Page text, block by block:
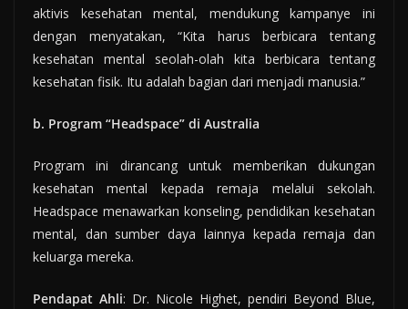
aktivis kesehatan mental, mendukung kampanye ini
dengan menyatakan, “Kita harus berbicara tentang
kesehatan mental seolah-olah kita berbicara tentang
kesehatan fisik. Itu adalah bagian dari menjadi manusia.”
b. Program “Headspace” di Australia
Program ini dirancang untuk memberikan dukungan
kesehatan mental kepada remaja melalui sekolah.
Headspace menawarkan konseling, pendidikan kesehatan
mental, dan sumber daya lainnya kepada remaja dan
keluarga mereka.
Pendapat Ahli: Dr. Nicole Highet, pendiri Beyond Blue,